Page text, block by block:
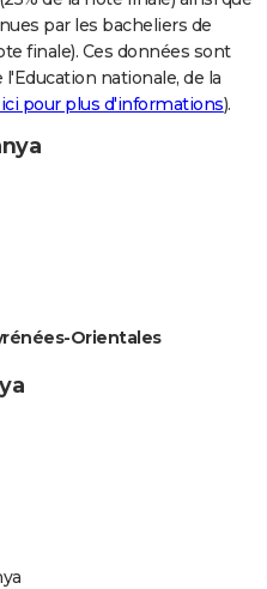
par les bacheliers de
finale). Ces données sont
nationale, de la
pour plus d'informations).
Orientales